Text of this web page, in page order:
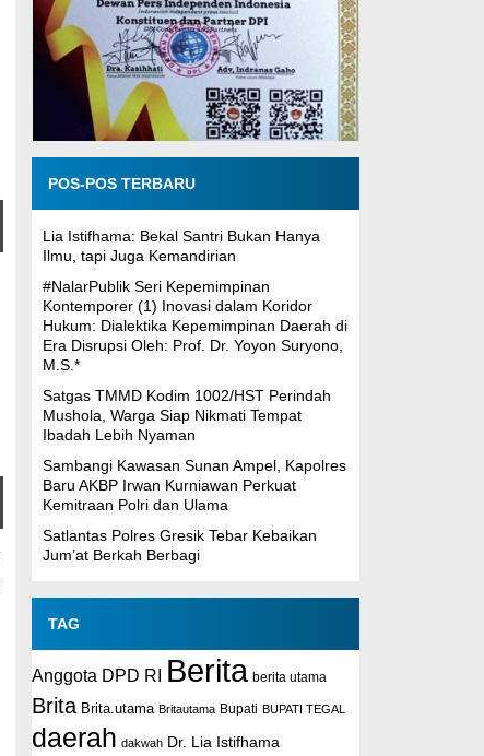
POS-POS TERBARU
Lia Istifhama: Bekal Santri Bukan Hanya
Ilmu, tapi Juga Kemandirian
#NalarPublik Seri Kepemimpinan
Kontemporer (1) Inovasi dalam Koridor
Hukum: Dialektika Kepemimpinan Daerah di
Era Disrupsi Oleh: Prof. Dr. Yoyon Suryono,
M.S.*
Satgas TMMD Kodim 1002/HST Perindah
Mushola, Warga Siap Nikmati Tempat
Ibadah Lebih Nyaman
Sambangi Kawasan Sunan Ampel, Kapolres
Baru AKBP Irwan Kurniawan Perkuat
Kemitraan Polri dan Ulama
Satlantas Polres Gresik Tebar Kebaikan
Jum’at Berkah Berbagi
TAG
Anggota DPD RI Berita berita utama
Brita Brita.utama Britautama Bupati BUPATI TEGAL
daerah dakwah Dr. Lia Istifhama